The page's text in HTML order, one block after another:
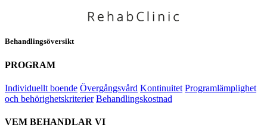
Behandlingsöversikt
PROGRAM
Individuellt boende Övergångsvård Kontinuitet Programlämplighet
och behörighetskriterier Behandlingskostnad
VEM BEHANDLAR VI